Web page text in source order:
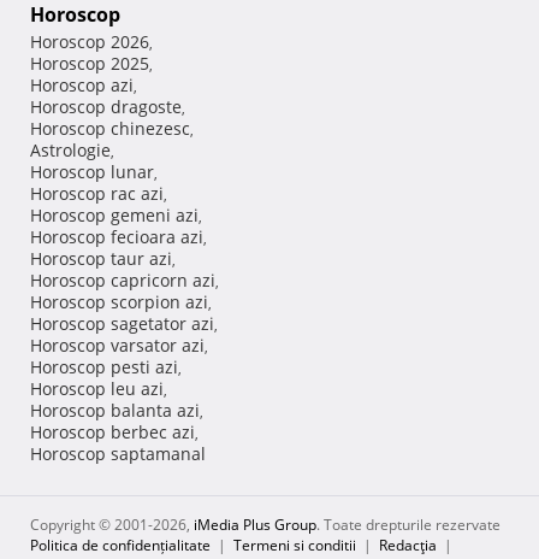
Horoscop
Horoscop 2026,
Horoscop 2025,
Horoscop azi,
Horoscop dragoste,
Horoscop chinezesc,
Astrologie,
Horoscop lunar,
Horoscop rac azi,
Horoscop gemeni azi,
Horoscop fecioara azi,
Horoscop taur azi,
Horoscop capricorn azi,
Horoscop scorpion azi,
Horoscop sagetator azi,
Horoscop varsator azi,
Horoscop pesti azi,
Horoscop leu azi,
Horoscop balanta azi,
Horoscop berbec azi,
Horoscop saptamanal
Copyright © 2001-2026, iMedia Plus Group. Toate drepturile rezervate
Politica de confidențialitate | Termeni si conditii | Redacţia |